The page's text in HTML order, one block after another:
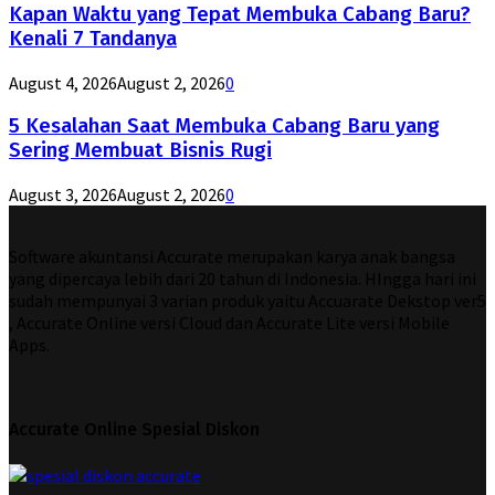
Kapan Waktu yang Tepat Membuka Cabang Baru?
Kenali 7 Tandanya
August 4, 2026August 2, 20260
5 Kesalahan Saat Membuka Cabang Baru yang
Sering Membuat Bisnis Rugi
August 3, 2026August 2, 20260